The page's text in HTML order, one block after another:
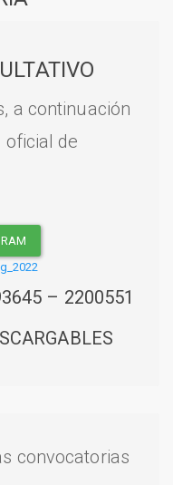
a continuación
de
– 2200551
convocatorias